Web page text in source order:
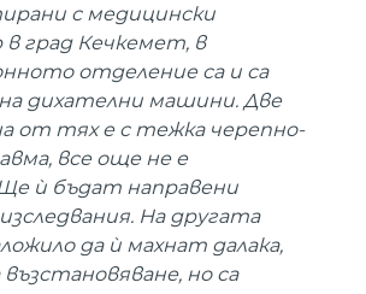
с медицински
град Кечкемет, в
отделение са и са
дихателни машини. Две
от тях е с тежка черепно-
все още не е
ѝ бъдат направени
На другата
да ѝ махнат далака,
но са